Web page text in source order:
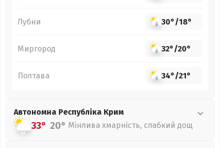
Лубни 30°/18°
Миргород 32°/20°
Полтава 34°/21°
Автономна Республіка Крим
33° 20° Мінлива хмарність, слабкий дощ